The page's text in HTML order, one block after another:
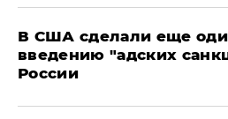
В США сделали еще
введению "адских
России